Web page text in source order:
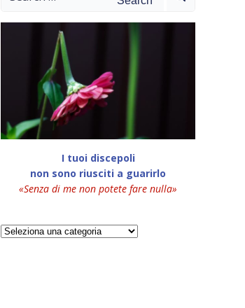
I tuoi discepoli
non sono riusciti a guarirlo
«Senza di me non potete fare nulla»
Categorie